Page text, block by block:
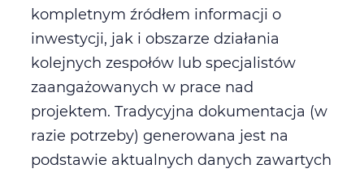
kompletnym źródłem informacji o
inwestycji, jak i obszarze działania
kolejnych zespołów lub specjalistów
zaangażowanych w prace nad
projektem. Tradycyjna dokumentacja (w
razie potrzeby) generowana jest na
podstawie aktualnych danych zawartych